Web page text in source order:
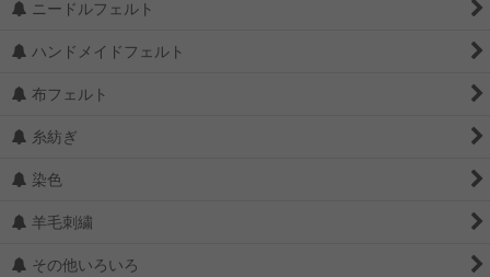
ニードルフェルト
ハンドメイドフェルト
布フェルト
糸紡ぎ
染色
羊毛刺繍
その他いろいろ